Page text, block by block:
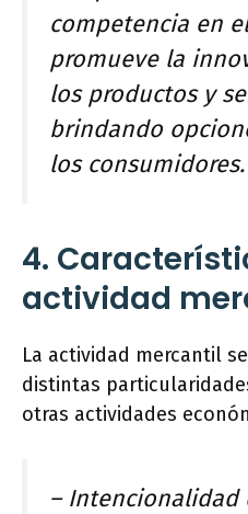
competencia en
promueve la
los productos y
brindando
los consumidores.
4.
actividad
La actividad mercantil
distintas
otras actividades
– Intencionalidad